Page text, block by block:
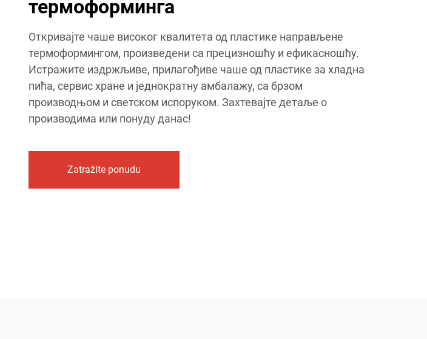
термоформинга
Откривајте чаше високог квалитета од пластике направљене
термоформингом, произведени са прецизношћу и ефикасношћу.
Истражите издржљиве, прилагођиве чаше од пластике за хладна
пића, сервис хране и једнократну амбалажу, са брзом
производњом и светском испоруком. Захтевајте детаље о
производима или понуду данас!
Zatražite ponudu